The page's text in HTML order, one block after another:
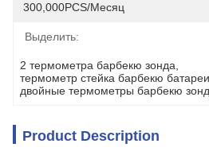
300,000PCS/месяц
Выделить:
2 термометра барбекю зонда
термометр стейка барбекю
двойные термометры барбекю
Product Description